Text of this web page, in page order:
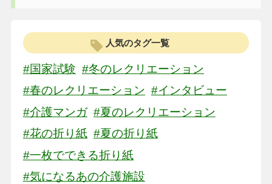
人気のタグ一覧
#国家試験 #冬のレクリエーション
#春のレクリエーション #インタビュー
#介護マンガ #夏のレクリエーション
#花の折り紙 #夏の折り紙
#一枚でできる折り紙
#気になるあの介護施設